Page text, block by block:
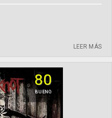
LEER MÁS
80
BUENO